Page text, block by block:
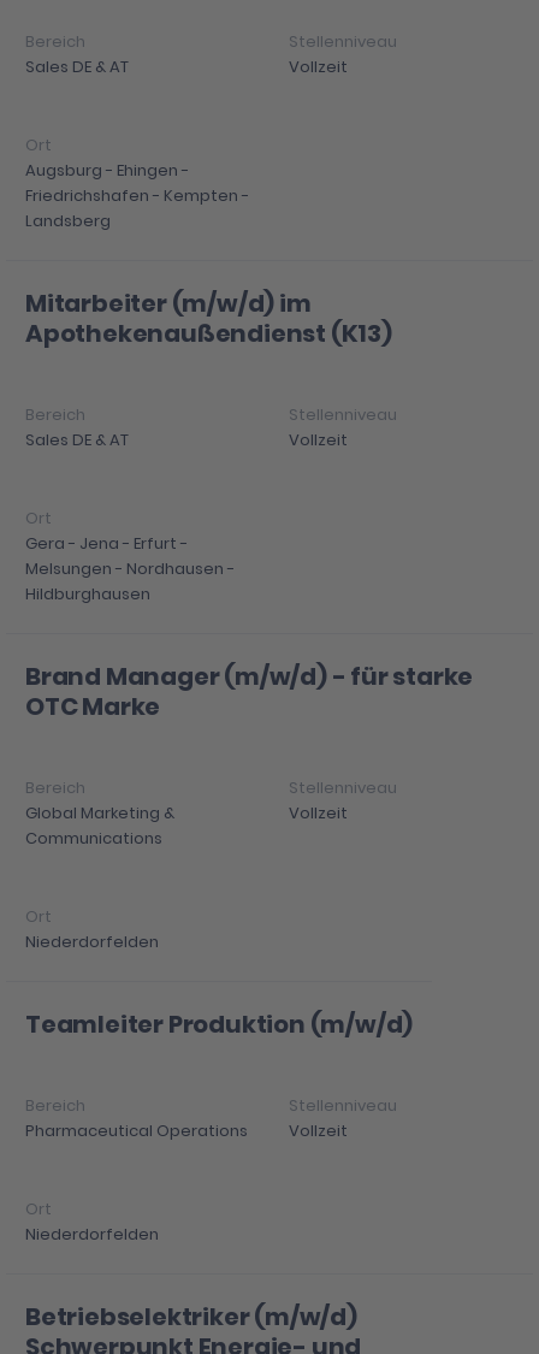
Sales DE & AT Vollzeit
Augsburg - Ehingen -
Friedrichshafen - Kempten -
Landsberg
Mitarbeiter (m/w/d) im
Apothekenaußendienst (K13)
Sales DE & AT Vollzeit
Gera - Jena - Erfurt -
Melsungen - Nordhausen -
Hildburghausen
Brand Manager (m/w/d) - für starke
OTC Marke
Global Marketing &
Communications
Vollzeit
Niederdorfelden
Teamleiter Produktion (m/w/d)
Pharmaceutical Operations Vollzeit
Niederdorfelden
Betriebselektriker (m/w/d)
Schwerpunkt Energie- und